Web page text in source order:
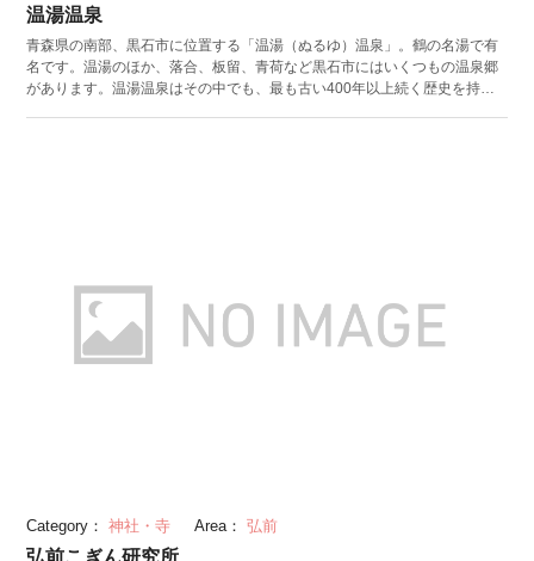
温湯温泉
青森県の南部、黒石市に位置する「温湯（ぬるゆ）温泉」。鶴の名湯で有
名です。温湯のほか、落合、板留、青荷など黒石市にはいくつもの温泉郷
があります。温湯温泉はその中でも、最も古い400年以上続く歴史を持っ
います。
Category： 神社・寺 Area： 弘前